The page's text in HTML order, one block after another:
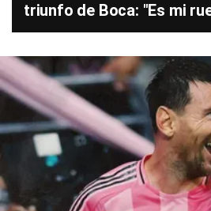
triunfo de Boca: "Es mi